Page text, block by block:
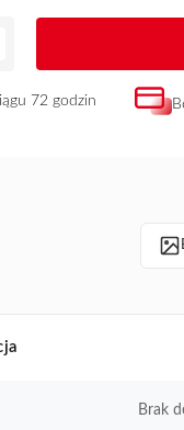
72 godzin
Brak